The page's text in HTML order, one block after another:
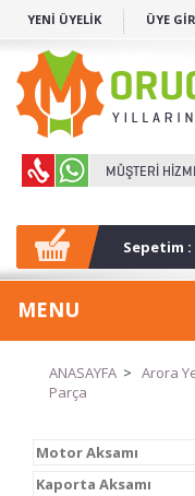
YENİ ÜYELİK ÜYE
Sepetim :
MENU
ANASAYFA > Arora
Parça
Motor Aksamı
Kaporta Aksamı